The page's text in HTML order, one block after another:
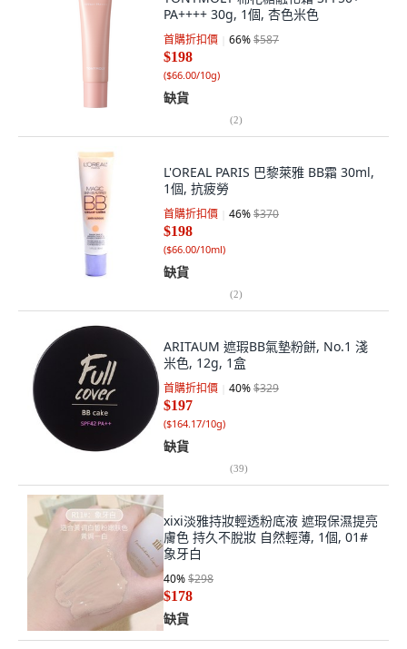
PA++++ 30g, 1個, 杏色米色
首購折扣價 66%$587
$198
($66.00/10g)
缺貨
(2)
L'OREAL PARIS 巴黎萊雅 BB霜 30ml,
1個, 抗疲勞
首購折扣價 46%$370
$198
($66.00/10ml)
缺貨
(2)
ARITAUM 遮瑕BB氣墊粉餅, No.1 淺
米色, 12g, 1盒
首購折扣價 40%$329
$197
($164.17/10g)
缺貨
(39)
xixi淡雅持妝輕透粉底液 遮瑕保濕提亮
膚色 持久不脫妝 自然輕薄, 1個, 01#
象牙白
40%$298
$178
缺貨